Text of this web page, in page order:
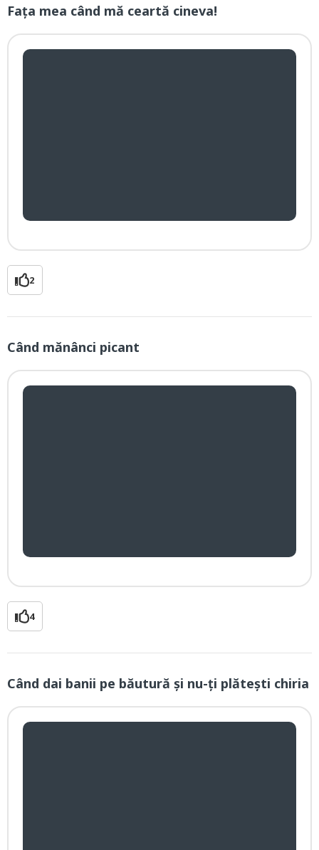
Fața mea când mă ceartă cineva!
2
Când mănânci picant
4
Când dai banii pe băutură și nu-ți plătești chiria